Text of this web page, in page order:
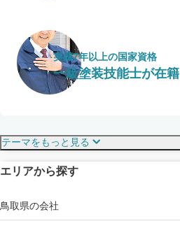
実績7年以上の国家資格
一級塗装技能士が在籍
見えにくい屋根も安心
ドローン診断
テーマをもっと見る
エリアから探す
鳥取県の会社